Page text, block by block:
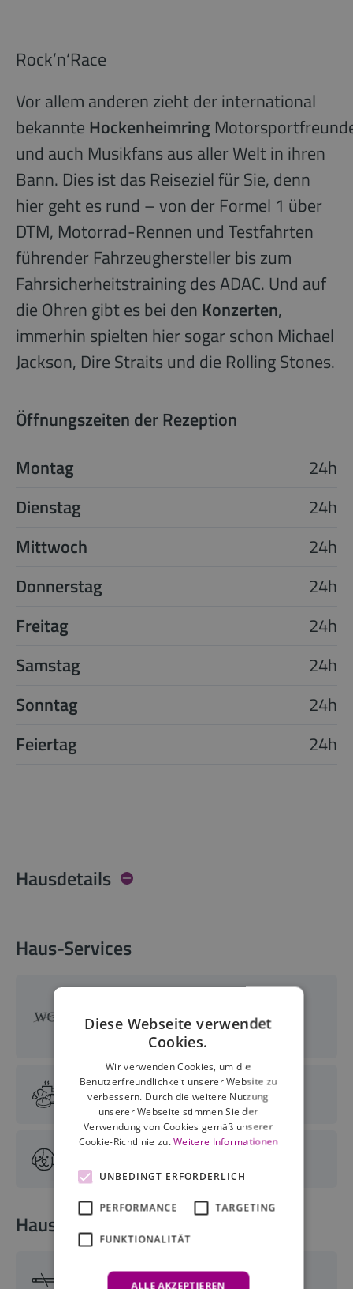
Rock’n‘Race
Vor allem anderen zieht der international
bekannte Hockenheimring
und auch Musikfans aus aller Welt in ihren
Bann. Dies ist das Reiseziel für Sie, denn
hier geht es rund – von der Formel 1 über
DTM, Motorrad-Rennen und Testfahrten
führender Fahrzeughersteller bis zum
Fahrsicherheitstraining des ADAC. Und auf
die Ohren gibt es bei den Konzerten,
immerhin spielten hier sogar schon Michael
Jackson, Dire Straits und die Rolling Stones.
Öffnungszeiten der Rezeption
Montag
24h
Dienstag
24h
Mittwoch
24h
Donnerstag
24h
Freitag
24h
Samstag
24h
Sonntag
24h
Feiertag
24h
Hausdetails
Haus-Services
wird nicht ausgestellt
Frühstücksbuffet
Hausausstattung
Nichtraucherapartments
Diese Webseite verwendet
Cookies.
Wir verwenden Cookies, um die
Benutzerfreundlichkeit unserer Website zu
verbessern. Durch die weitere Nutzung
unserer Webseite stimmen Sie der
Verwendung von Cookies gemäß unserer
Cookie-Richtlinie zu.Weitere Informationen
UNBEDINGT ERFORDERLICH
PERFORMANCE TARGETING
FUNKTIONALITÄT
ALLE AKZEPTIEREN